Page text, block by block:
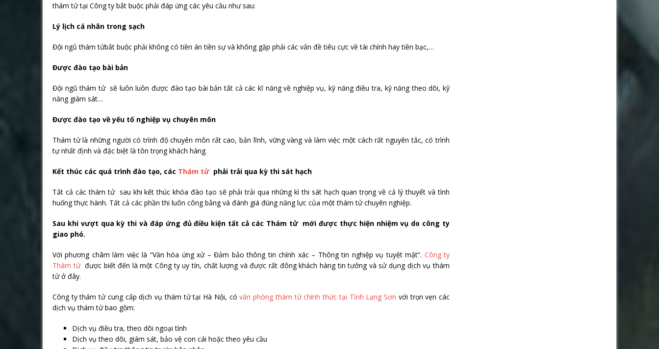
thám tử tại Công ty bắt buộc phải đáp ứng các yêu cầu như sau:
Lý lịch cá nhân trong sạch
Đội ngũ thám tửbắt buộc phải không có tiền án tiền sự và không gặp phải các vấn đề tiêu cực về tài chính hay tiền bạc,…
Được đào tạo bài bản
Đội ngũ thám tử sẽ luôn luôn được đào tạo bài bản tất cả các kĩ năng về nghiệp vụ, kỹ năng điều tra, kỹ năng theo dõi, kỹ
năng giám sát…
Được đào tạo về yếu tố nghiệp vụ chuyên môn
Thám tử là những người có trình độ chuyên môn rất cao, bản lĩnh, vững vàng và làm việc một cách rất nguyên tắc, có trình
tự nhất định và đặc biệt là tôn trọng khách hàng.
Kết thúc các quá trình đào tạo, các Thám tửphải trải qua kỳ thi sát hạch
Tất cả các thám tử sau khi kết thúc khóa đào tạo sẽ phải trải qua những kì thi sát hạch quan trọng về cả lý thuyết và tình
huống thực hành. Tất cả các phần thi luôn công bằng và đánh giá đúng năng lực của một thám tử chuyên nghiệp.
Sau khi vượt qua kỳ thi và đáp ứng đủ điều kiện tất cả các Thám tử mới được thực hiện nhiệm vụ do công ty
giao phó.
Với phương châm làm việc là “Văn hóa ứng xử – Đảm bảo thông tin chính xác – Thông tin nghiệp vụ tuyệt mật”. Công ty
Thám tử được biết đến là một Công ty uy tín, chất lượng và được rất đông khách hàng tin tưởng và sử dụng dịch vụ thám
tử ở đây.
Công ty thám tử cung cấp dịch vụ thám tử tại Hà Nội, có văn phòng thám tử chính thức tại Tỉnh Lạng Sơn với trọn vẹn các
dịch vụ thám tử bao gồm:
Dịch vụ điều tra, theo dõi ngoại tình
Dịch vụ theo dõi, giám sát, bảo vệ con cái hoặc theo yêu cầu